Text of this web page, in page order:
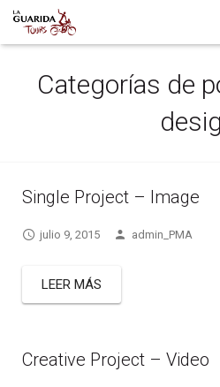
WHO WE ARE
LA LEONA CAVE – MOTORCYCLE
PUNTA ÁRBOL – MOTORCYCLE
MULTI DAY TRIPS
TIERRA DEL FUEGO –
CONTACT US
Categorías de
Single Project – Image
julio 9, 2015 admin_PMA
LEER MÁS
Creative Project – Video